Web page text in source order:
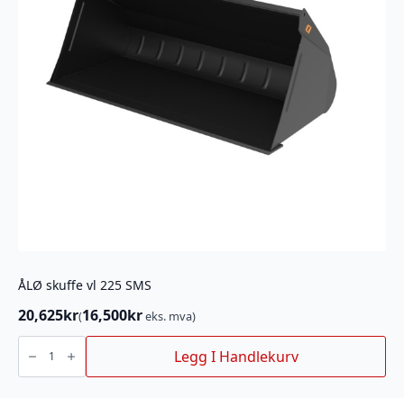
ÅLØ skuffe vl 225 SMS
20,625kr(16,500kreks. mva)
ÅLØ
225
Legg I Handlekurv